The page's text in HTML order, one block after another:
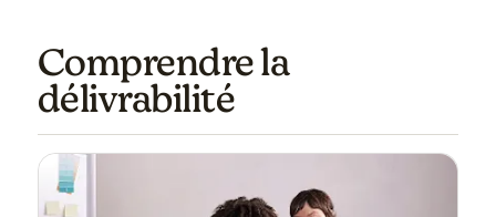
Comprendre la
délivrabilité